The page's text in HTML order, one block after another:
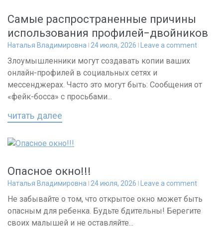
Самые распространенные причины
использования профилей-двойников
Наталья Владимировна 24 июля, 2026 Leave a comment
Злоумышленники могут создавать копии ваших
онлайн-профилей в социальных сетях и
мессенджерах. Часто это могут быть: Сообщения от
«фейк-босса» с просьбами...
читать далее
Опасное окно!!!
Наталья Владимировна 24 июля, 2026 Leave a comment
Не забывайте о том, что открытое окно может быть
опасным для ребенка. Будьте бдительны! Берегите
своих малышей и не оставляйте...